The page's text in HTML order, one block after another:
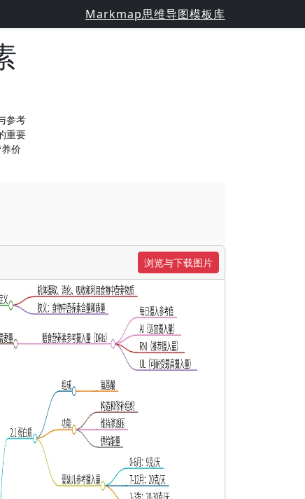
Markmap思维导图模板库
参考
重要
价
浏览与下载图片